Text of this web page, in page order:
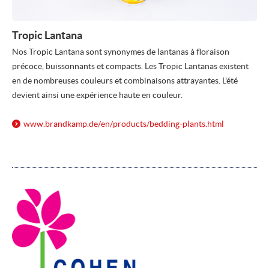
Tropic Lantana
Nos Tropic Lantana sont synonymes de lantanas à floraison
précoce, buissonnants et compacts. Les Tropic Lantanas existent
en de nombreuses couleurs et combinaisons attrayantes. L'été
devient ainsi une expérience haute en couleur.
www.brandkamp.de/en/products/bedding-plants.html